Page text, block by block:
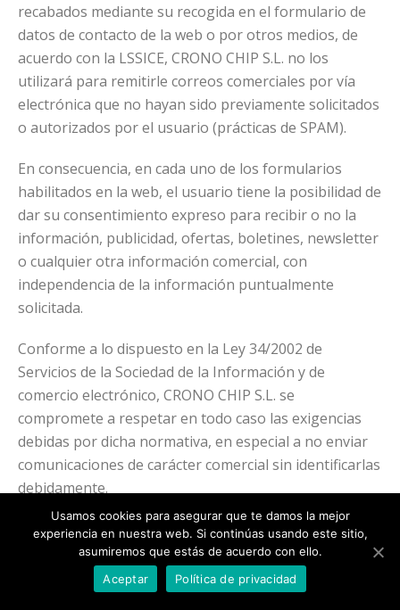
recabados mediante su recogida en el formulario de
datos de contacto de la web o por otros medios, de
acuerdo con la LSSICE, CRONO CHIP S.L. no los
utilizará para remitirle correos comerciales por vía
electrónica que no hayan sido previamente solicitados
o autorizados por el usuario (prácticas de SPAM).
En consecuencia, en cada uno de los formularios
habilitados en la web, el usuario tiene la posibilidad de
dar su consentimiento expreso para recibir o no la
información, publicidad, ofertas, boletines, newsletter
o cualquier otra información comercial, con
independencia de la información puntualmente
solicitada.
Conforme a lo dispuesto en la Ley 34/2002 de
Servicios de la Sociedad de la Información y de
comercio electrónico, CRONO CHIP S.L. se
compromete a respetar en todo caso las exigencias
debidas por dicha normativa, en especial a no enviar
comunicaciones de carácter comercial sin identificarlas
debidamente.
Así pues este tipo de comunicaciones contendrán la
palabra publicidad en el apartado asunto (en el caso
de envíos vía correo electrónico) o en el sobre o el
soporte que en su caso se trate (en envíos vía correo
Usamos cookies para asegurar que te damos la mejor
experiencia en nuestra web. Si continúas usando este sitio,
asumiremos que estás de acuerdo con ello.
Aceptar
Política de privacidad